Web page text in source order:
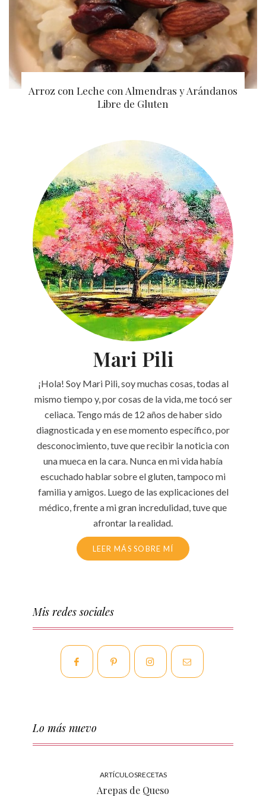
Arroz con Leche con Almendras y Arándanos
Libre de Gluten
Mari Pili
¡Hola! Soy Mari Pili, soy muchas cosas, todas al
mismo tiempo y, por cosas de la vida, me tocó ser
celiaca. Tengo más de 12 años de haber sido
diagnosticada y en ese momento específico, por
desconocimiento, tuve que recibir la noticia con
una mueca en la cara. Nunca en mi vida había
escuchado hablar sobre el gluten, tampoco mi
familia y amigos. Luego de las explicaciones del
médico, frente a mi gran incredulidad, tuve que
afrontar la realidad.
LEER MÁS SOBRE MÍ
Mis redes sociales
Lo más nuevo
ARTÍCULOSRECETAS
Arepas de Queso